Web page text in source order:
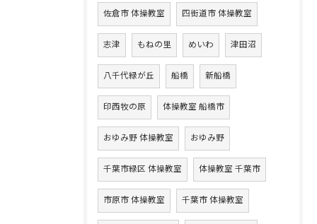
佐倉市 体操教室 四街道市 体操教室
志津 もねの里 めいわ 津田沼
八千代緑が丘 船橋 新船橋
印西牧の原 体操教室 船橋市
おゆみ野 体操教室 おゆみ野
千葉市緑区 体操教室 体操教室 千葉市
市原市 体操教室 千葉市 体操教室